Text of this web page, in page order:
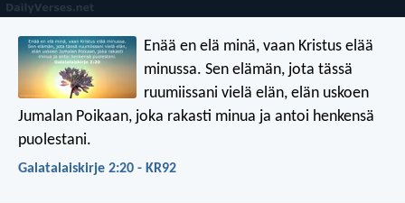
Enää en elä minä, vaan Kristus elää
minussa. Sen elämän, jota tässä
ruumiissani vielä elän, elän uskoen
Jumalan Poikaan, joka rakasti minua ja antoi henkensä
puolestani.
Galatalaiskirje 2:20 - KR92